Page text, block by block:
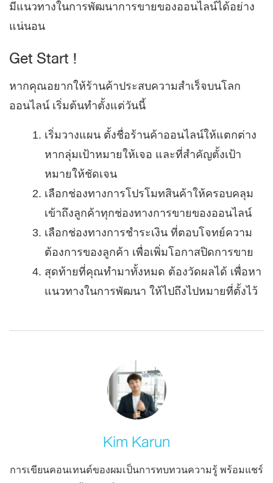
มีแนวทางในการพัฒนาการขายของออนไลน์ได้อย่าง
แน่นอน
Get Start !
หากคุณอยากให้ร้านค้าประสบความสำเร็จบนโลก
ออนไลน์ เริ่มต้นทำตั้งแต่วันนี้
เริ่มวางแผน ตั้งชื่อร้านค้าออนไลน์ให้แตกต่าง
หากลุ่มเป้าหมายให้เจอ และที่สำคัญตั้งเป้า
หมายให้ชัดเจน
เลือกช่องทางการโปรโมทสินค้าให้ครอบคลุม
เข้าถึงลูกค้าทุกช่องทางการขายของออนไลน์
เลือกช่องทางการชำระเงิน ที่ตอบโจทย์ความ
ต้องการของลูกค้า เพื่อเพิ่มโอกาสปิดการขาย
สุดท้ายที่คุณทำมาทั้งหมด ต้องวัดผลได้ เพื่อหา
แนวทางในการพัฒนา ให้ไปถึงไปหมายที่ตั้งไว้
Kim Karun
การเขียนคอนเทนต์ของผมเป็นการทบทวนความรู้ พร้อมแชร์